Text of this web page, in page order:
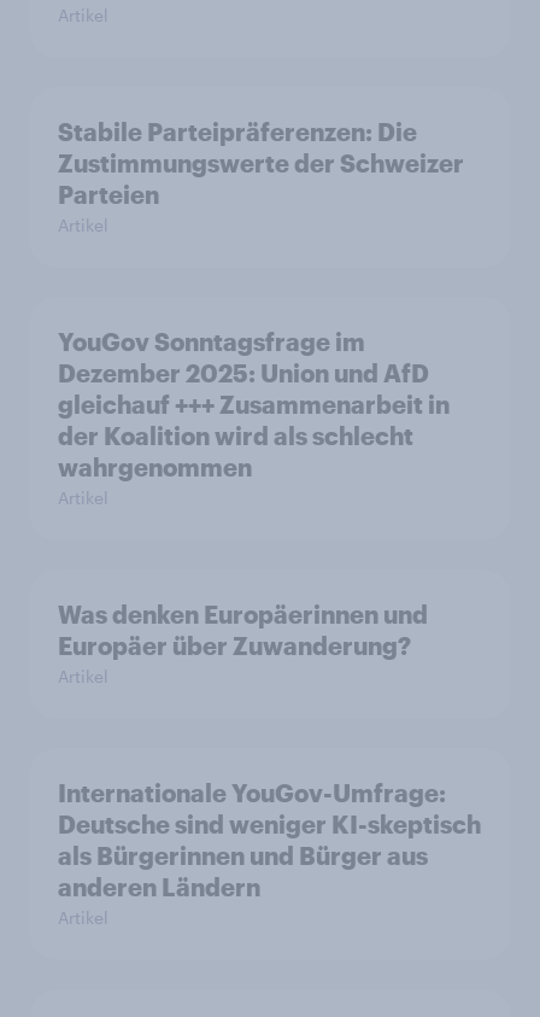
Artikel
Stabile Parteipräferenzen: Die
Zustimmungswerte der Schweizer
Parteien
Artikel
YouGov Sonntagsfrage im
Dezember 2025: Union und AfD
gleichauf +++ Zusammenarbeit in
der Koalition wird als schlecht
wahrgenommen
Artikel
Was denken Europäerinnen und
Europäer über Zuwanderung?
Artikel
Internationale YouGov-Umfrage:
Deutsche sind weniger KI-skeptisch
als Bürgerinnen und Bürger aus
anderen Ländern
Artikel